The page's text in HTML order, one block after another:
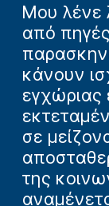
Μου λένε
από
κάνουν
εγχώριας
σε
της